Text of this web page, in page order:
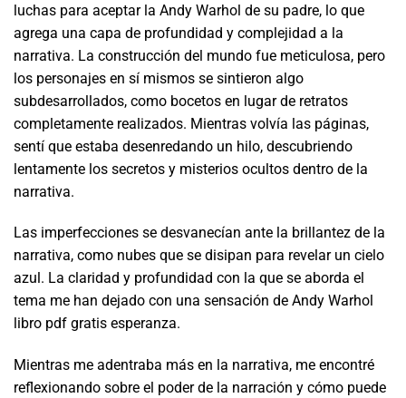
luchas para aceptar la Andy Warhol de su padre, lo que
agrega una capa de profundidad y complejidad a la
narrativa. La construcción del mundo fue meticulosa, pero
los personajes en sí mismos se sintieron algo
subdesarrollados, como bocetos en lugar de retratos
completamente realizados. Mientras volvía las páginas,
sentí que estaba desenredando un hilo, descubriendo
lentamente los secretos y misterios ocultos dentro de la
narrativa.
Las imperfecciones se desvanecían ante la brillantez de la
narrativa, como nubes que se disipan para revelar un cielo
azul. La claridad y profundidad con la que se aborda el
tema me han dejado con una sensación de Andy Warhol
libro pdf gratis esperanza.
Mientras me adentraba más en la narrativa, me encontré
reflexionando sobre el poder de la narración y cómo puede